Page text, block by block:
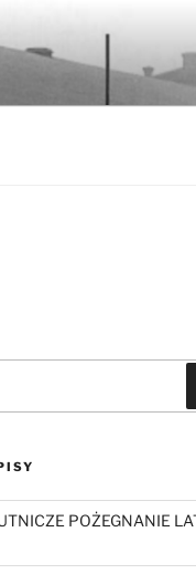
POŻEGNANIE